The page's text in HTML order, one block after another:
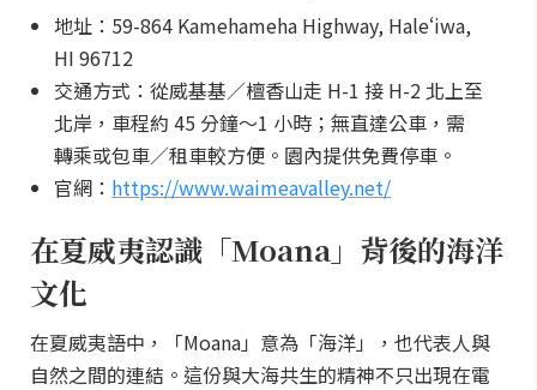
地址：59-864 Kamehameha Highway, Haleʻiwa,
HI 96712
交通方式：從威基基／檀香山走 H-1 接 H-2 北上至
北岸，車程約 45 分鐘～1 小時；無直達公車，需
轉乘或包車／租車較方便。園內提供免費停車。
官網： https://www.waimeavalley.net/
在夏威夷認識「Moana」背後的海洋
文化
在夏威夷語中，「Moana」意為「海洋」，也代表人與
自然之間的連結。這份與大海共生的精神不只出現在電